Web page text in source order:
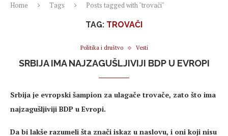
Home Tags Posts tagged with "trovači"
TAG: TROVAČI
Politika i društvo Vesti
SRBIJA IMA NAJZAGUŠLJIVIJI BDP U EVROPI
Srbija je evropski šampion za ulagače trovače, zato što ima
najzagušljiviji BDP u Evropi.
Da bi lakše razumeli šta znači iskaz u naslovu, i oni koji nisu